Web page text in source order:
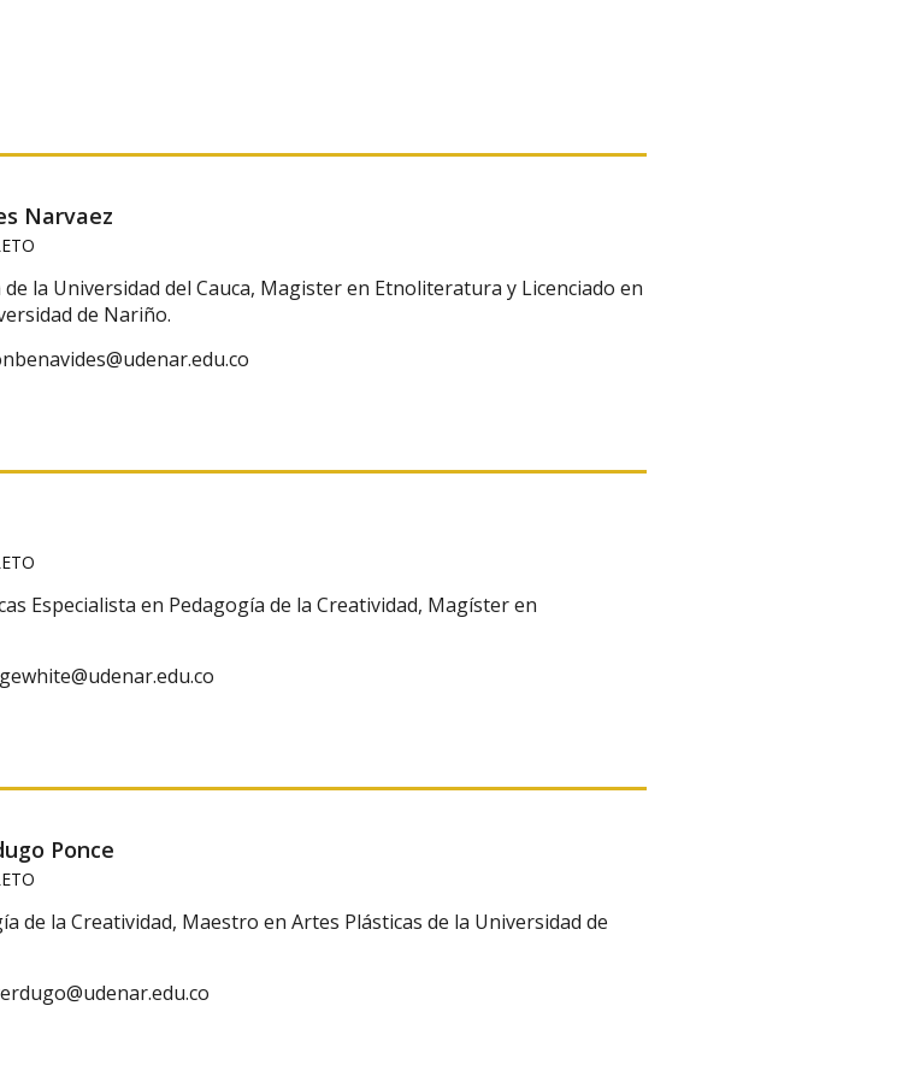
Narvaez
la Universidad del Cauca, Magister en Etnoliteratura y Licenciado en
de Nariño.
Especialista en Pedagogía de la Creatividad, Magíster en
Ponce
de la Creatividad, Maestro en Artes Plásticas de la Universidad de